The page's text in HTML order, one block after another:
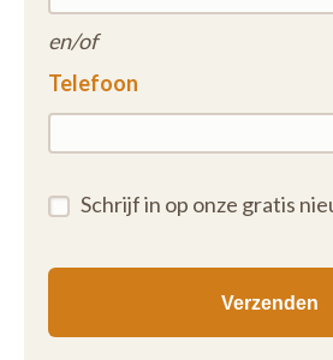
en/of
Telefoon
Schrijf in op onze gratis